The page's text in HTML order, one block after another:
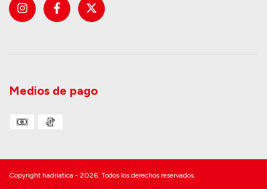
Medios de pago
Copyright hadriatica - 2026. Todos los derechos reservados.